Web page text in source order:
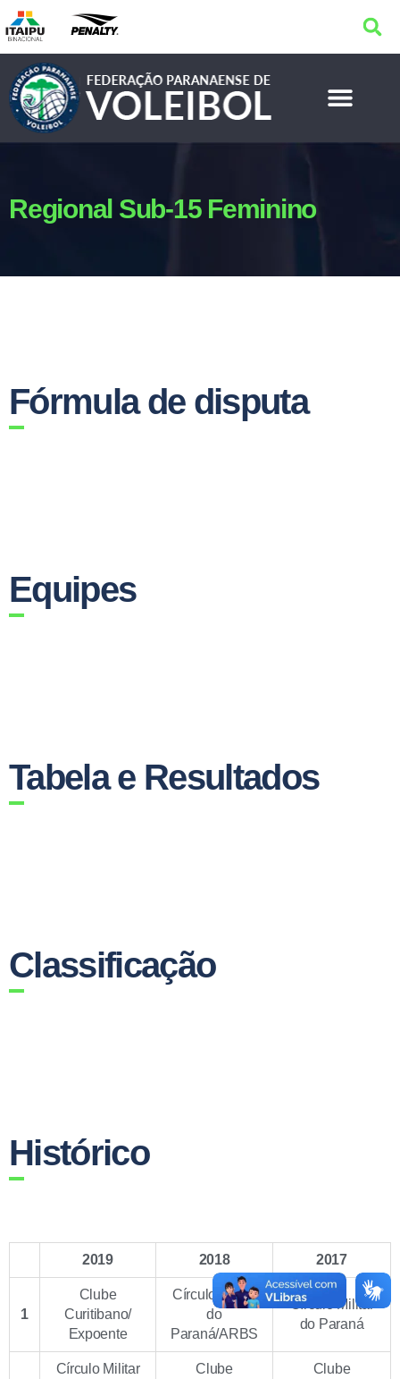
Regional Sub-15 Feminino
Fórmula de disputa
Equipes
Tabela e Resultados
Classificação
Histórico
2019 2018 2017
1
Clube
Curitibano/
Expoente
Círculo Militar
do
Paraná/ARBS
Círculo Militar
do Paraná
Círculo Militar
Clube
Clube